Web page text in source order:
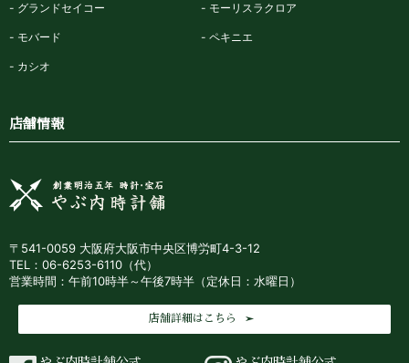
グランドセイコー モーリスラクロア
モバード ペキニエ
カシオ
店舗情報
〒541-0059 大阪府大阪市中央区博労町4-3-12
TEL：06-6253-6110（代）
営業時間：午前10時半～午後7時半（定休日：水曜日）
店舗詳細はこちら